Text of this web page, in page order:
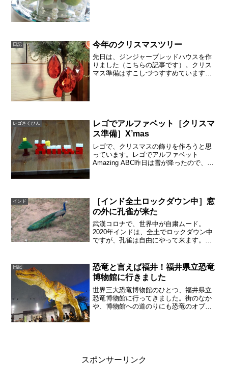
日記 今年のクリスマスツリー
先日は、ジンジャーブレッドハウスを作
りました（こちらの記事です）。クリス
マス準備はすこしづつすすめています。
レゴさくひん
レゴでアルファベット［クリスマ
ス準備］X’mas
レゴで、クリスマスの飾りを作ろうと思
っています。レゴでアルファベット
Amazing ABC昨日は雪が降ったので、文
インド
［インド全土ロックダウン中］窓
の外に孔雀が来た
武漢コロナで、世界中が自粛ムード。
2020年インドは、全土でロックダウン中
ですが、孔雀は自由にやって来ます。昨
雄。私たちが住むアパートメントの敷地
のすぐ外です。窓から見え...
日記
恐竜と言えば福井！福井県立恐竜
博物館に行きました
世界三大恐竜博物館のひとつ、福井県立
恐竜博物館に行ってきました。街のなか
や、博物館への道のりにも恐竜のオブジ
スポンサーリンク